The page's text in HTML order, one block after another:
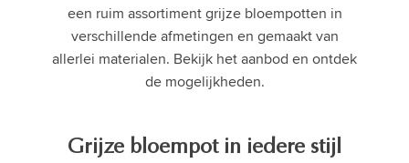
een ruim assortiment grijze bloempotten in
verschillende afmetingen en gemaakt van
allerlei materialen. Bekijk het aanbod en ontdek
de mogelijkheden.
Grijze bloempot in iedere stijl